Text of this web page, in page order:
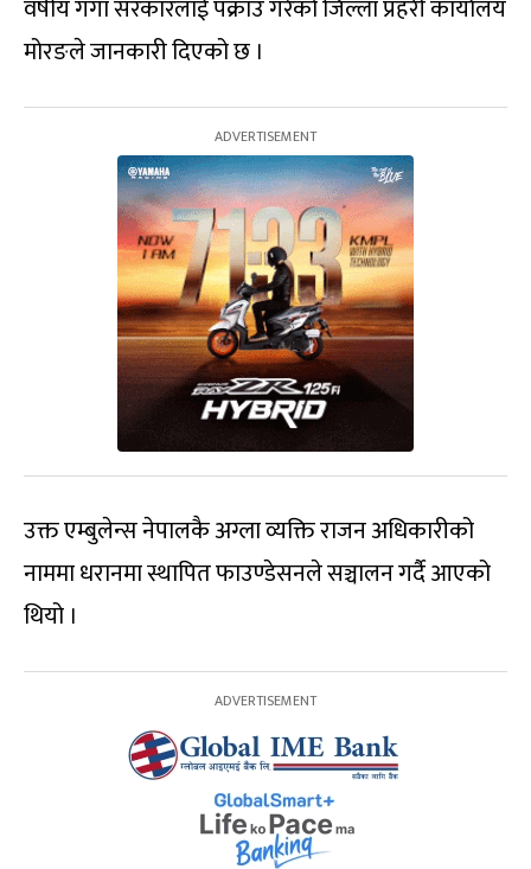
वर्षीय गंगा सरकारलाई पक्राउ गरेको जिल्ला प्रहरी कार्यालय
मोरङले जानकारी दिएको छ ।
उक्त एम्बुलेन्स नेपालकै अग्ला व्यक्ति राजन अधिकारीको
नाममा धरानमा स्थापित फाउण्डेसनले सञ्चालन गर्दै आएको
थियो ।